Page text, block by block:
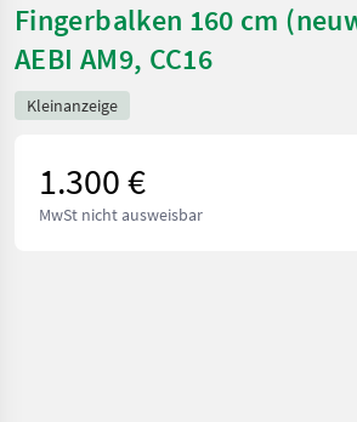
Fingerbalken 160 cm
AEBI AM9, CC16
Kleinanzeige
1.300 €
MwSt nicht ausweisbar